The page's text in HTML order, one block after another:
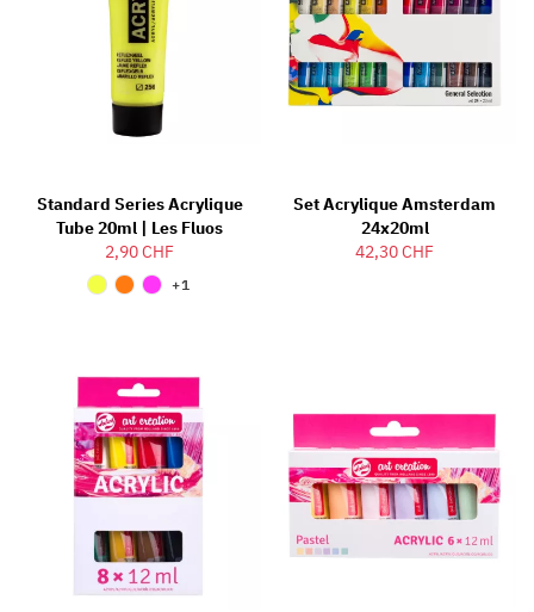
Standard Series Acrylique
Tube 20ml | Les Fluos
2,90 CHF
+1
Set Acrylique Amsterdam
24x20ml
42,30 CHF